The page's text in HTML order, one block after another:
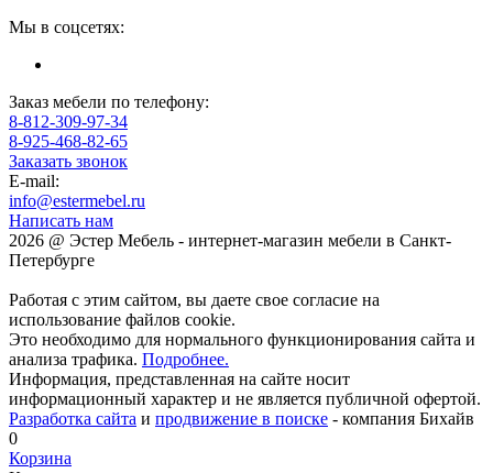
Мы в соцсетях:
Заказ мебели по телефону:
8-812-309-97-34
8-925-468-82-65
Заказать звонок
E-mail:
info@estermebel.ru
Написать нам
2026 @ Эстер Мебель - интернет-магазин мебели в Санкт-
Петербурге
Работая с этим сайтом, вы даете свое согласие на
использование файлов cookie.
Это необходимо для нормального функционирования сайта и
анализа трафика. Подробнее.
Информация, представленная на сайте носит
информационный характер и не является публичной офертой.
Разработка сайта и продвижение в поиске - компания Бихайв
0
Корзина